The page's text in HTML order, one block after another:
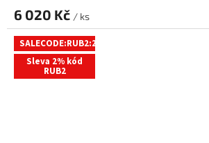
6 020 Kč / ks
SALECODE:RUB2:2:%
Sleva 2% kód
RUB2